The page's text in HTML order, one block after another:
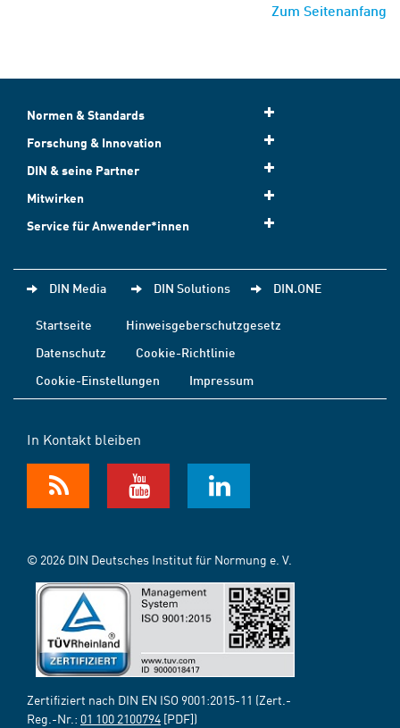
Zum Seitenanfang
Normen & Standards
Forschung & Innovation
DIN & seine Partner
Mitwirken
Service für Anwender*innen
DIN Media DIN Solutions DIN.ONE
Startseite
Hinweisgeberschutzgesetz
Datenschutz
Cookie-Richtlinie
Cookie-Einstellungen
Impressum
In Kontakt bleiben
© 2026 DIN Deutsches Institut für Normung e. V.
Zertifiziert nach DIN EN ISO 9001:2015-11 (Zert.-
Reg.-Nr.: 01 100 2100794 [PDF])